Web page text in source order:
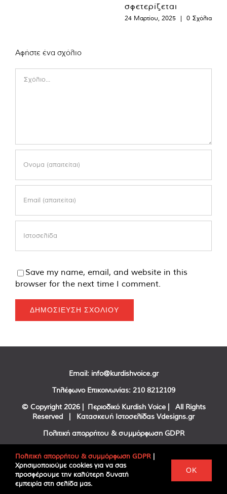
σφετερίζεται
24 Μαρτίου, 2025 | 0 Σχόλια
Αφήστε ένα σχόλιο
Save my name, email, and website in this
browser for the next time I comment.
Email: info@kurdishvoice.gr
Τηλέφωνο Επικοινωνίας: 210 8212109
© Copyright 2026 | Περιοδικό Kurdish Voice | All Rights
Reserved | Κατασκευή Ιστοσελίδας Vdesigns.gr
Πολιτική απορρήτου & συμμόρφωση GDPR
FacebookTwitter
Πολιτική απορρήτου & συμμόρφωση GDPR |
Χρησιμοποιούμε cookies για να σας
προσφέρουμε την καλύτερη δυνατή
εμπειρία στη σελίδα μας.
OK